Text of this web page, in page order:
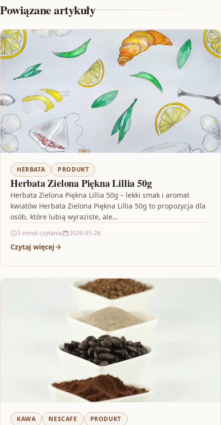
Powiązane artykuły
HERBATA PRODUKT
Herbata Zielona Piękna Lillia 50g
Herbata Zielona Piękna Lillia 50g – lekki smak i aromat
kwiatów Herbata Zielona Piękna Lillia 50g to propozycja dla
osób, które lubią wyraziste, ale…
3 minut czytania 2026-05-28
Czytaj więcej
KAWA NESCAFE PRODUKT